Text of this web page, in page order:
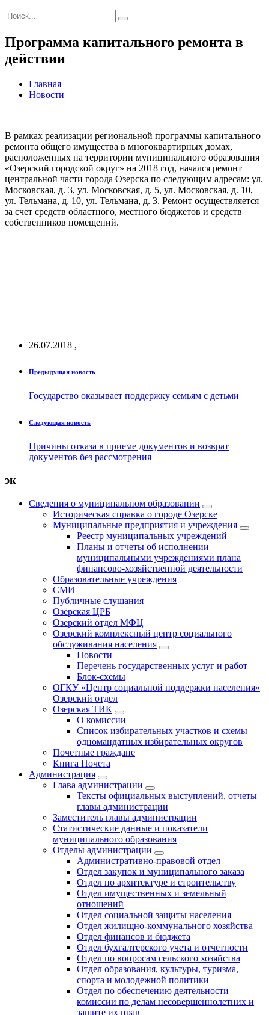
Программа капитального ремонта в
действии
Главная
Новости
В рамках реализации региональной программы капитального
ремонта общего имущества в многоквартирных домах,
расположенных на территории муниципального образования
«Озерский городской округ» на 2018 год, начался ремонт
центральной части города Озерска по следующим адресам: ул.
Московская, д. 3, ул. Московская, д. 5, ул. Московская, д. 10,
ул. Тельмана, д. 10, ул. Тельмана, д. 3. Ремонт осуществляется
за счет средств областного, местного бюджетов и средств
собственников помещений.
26.07.2018 ,
Предыдущая новость
Государство оказывает поддержку семьям с детьми
Следующая новость
Причины отказа в приеме документов и возврат
документов без рассмотрения
эк
Сведения о муниципальном образовании
Историческая справка о городе Озерске
Муниципальные предприятия и учреждения
Реестр муниципальных учреждений
Планы и отчеты об исполнении
муниципальными учреждениями плана
финансово-хозяйственной деятельности
Образовательные учреждения
СМИ
Публичные слушания
Озёрская ЦРБ
Озерский отдел МФЦ
Озерский комплексный центр социального
обслуживания населения
Новости
Перечень государственных услуг и работ
Блок-схемы
ОГКУ «Центр социальной поддержки населения»
Озерский отдел
Озерская ТИК
О комиссии
Список избирательных участков и схемы
одномандатных избирательных округов
Почетные граждане
Книга Почета
Администрация
Глава администрации
Тексты официальных выступлений, отчеты
главы администрации
Заместитель главы администрации
Статистические данные и показатели
муниципального образования
Отделы администрации
Административно-правовой отдел
Отдел закупок и муниципального заказа
Отдел по архитектуре и строительству
Отдел имущественных и земельный
отношений
Отдел социальной защиты населения
Отдел жилищно-коммунального хозяйства
Отдел финансов и бюджета
Отдел бухгалтерского учета и отчетности
Отдел по вопросам сельского хозяйства
Отдел образования, культуры, туризма,
спорта и молодежной политики
Отдел по обеспечению деятельности
комиссии по делам несовершеннолетних и
защите их прав